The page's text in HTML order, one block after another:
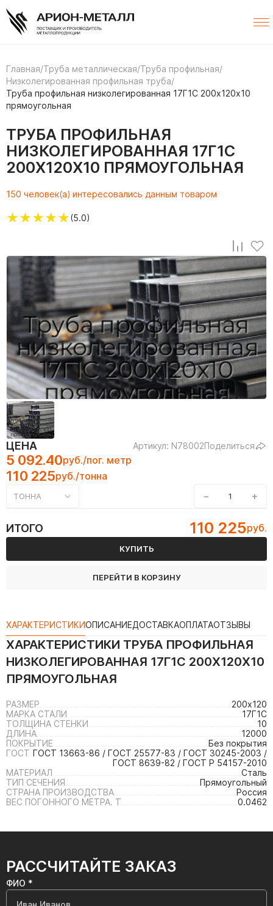
Главная/Труба металлическая/Труба профильная/
Низколегированная профильная труба/
Труба профильная низколегированная 17Г1С 200х120х10
прямоугольная
ТРУБА ПРОФИЛЬНАЯ
НИЗКОЛЕГИРОВАННАЯ 17Г1С
200Х120Х10 ПРЯМОУГОЛЬНАЯ
150 человек(а) интересовались данным товаром
★★★★★(5.0)
ЦЕНА Артикул: N78002Поделиться
5 092.40руб./пог. метр
110 225руб./тонна
ТОННА − +
ИТОГО 110 225руб.
КУПИТЬ
ПЕРЕЙТИ В КОРЗИНУ
ХАРАКТЕРИСТИКИОПИСАНИЕДОСТАВКАОПЛАТАОТЗЫВЫ
ХАРАКТЕРИСТИКИ ТРУБА ПРОФИЛЬНАЯ
НИЗКОЛЕГИРОВАННАЯ 17Г1С 200Х120Х10
ПРЯМОУГОЛЬНАЯ
РАЗМЕР
200х120
МАРКА СТАЛИ
17Г1С
ТОЛЩИНА СТЕНКИ
10
ДЛИНА
12000
ПОКРЫТИЕ
Без покрытия
ГОСТ ГОСТ 13663-86 / ГОСТ 25577-83 / ГОСТ 30245-2003 /
ГОСТ 8639-82 / ГОСТ Р 54157-2010
МАТЕРИАЛ
Сталь
ТИП СЕЧЕНИЯ
Прямоугольный
СТРАНА ПРОИЗВОДСТВА
Россия
ВЕС ПОГОННОГО МЕТРА. Т
0.0462
РАССЧИТАЙТЕ ЗАКАЗ
ФИО *